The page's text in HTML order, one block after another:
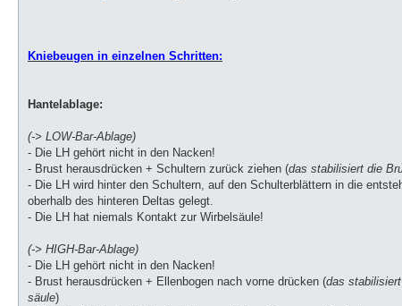
Kniebeugen in einzelnen Schritten:
Hantelablage:
(-> LOW-Bar-Ablage)
- Die LH gehört nicht in den Nacken!
- Brust herausdrücken + Schultern zurück ziehen (das stabilisiert die
- Die LH wird hinter den Schultern, auf den Schulterblättern in die
oberhalb des hinteren Deltas gelegt.
- Die LH hat niemals Kontakt zur Wirbelsäule!
(-> HIGH-Bar-Ablage)
- Die LH gehört nicht in den Nacken!
- Brust herausdrücken + Ellenbogen nach vorne drücken (das
säule)